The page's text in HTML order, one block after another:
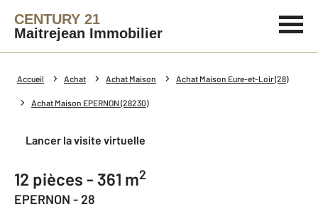
CENTURY 21
Maitrejean Immobilier
Accueil Achat Achat Maison Achat Maison Eure-et-Loir (28)
Achat Maison EPERNON (28230)
Lancer la visite virtuelle
12 pièces - 361 m2
EPERNON - 28